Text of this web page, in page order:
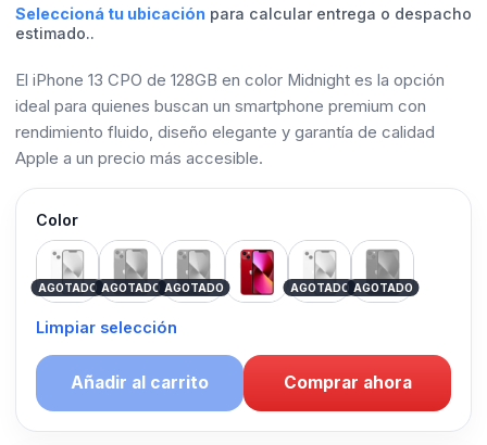
Seleccioná tu ubicación para calcular entrega o despacho
estimado..
El iPhone 13 CPO de 128GB en color Midnight es la opción
ideal para quienes buscan un smartphone premium con
rendimiento fluido, diseño elegante y garantía de calidad
Apple a un precio más accesible.
Color
White
AGOTADO Blue
AGOTADO Green
AGOTADO Red Pink
AGOTADO Black
AGOTADO
Limpiar selección
Añadir al carrito Comprar ahora